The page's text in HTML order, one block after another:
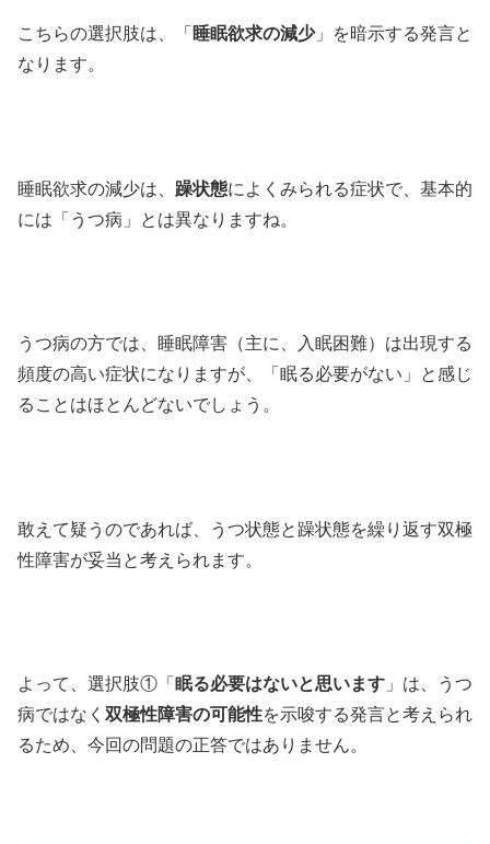
こちらの選択肢は、「 睡眠欲求の減少」を暗示する発言と
なります。
睡眠欲求の減少は、 躁状態によくみられる症状で、基本的
には「うつ病」とは異なりますね。
うつ病の方では、睡眠障害（主に、入眠困難）は出現する
頻度の高い症状になりますが、「眠る必要がない」と感じ
ることはほとんどないでしょう。
敢えて疑うのであれば、うつ状態と躁状態を繰り返す双極
性障害が妥当と考えられます。
よって、選択肢①「 眠る必要はないと思います 」は、うつ
病ではなく 双極性障害の可能性を示唆する発言と考えられ
るため、今回の問題の正答ではありません。